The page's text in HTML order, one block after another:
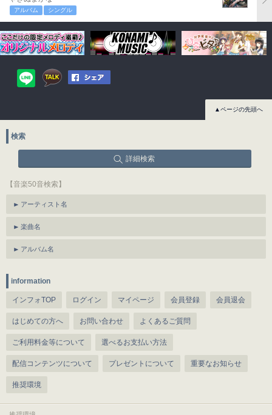
アルバム シングル
▲ページの先頭へ
検索
詳細検索
【音楽50音検索】
アーティスト名
楽曲名
アルバム名
information
インフォTOP ログイン マイページ 会員登録 会員退会
はじめての方へ お問い合わせ よくあるご質問
ご利用料金等について 選べるお支払い方法
配信コンテンツについて プレゼントについて 重要なお知らせ
推奨環境